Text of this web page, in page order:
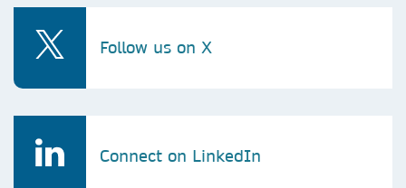
Follow us on X
Connect on LinkedIn